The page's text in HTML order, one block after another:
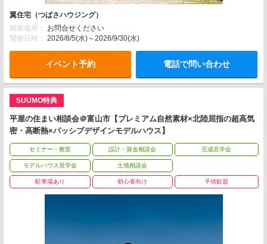
翼住宅（つばさハウジング）
開催場所：
お問合せください
開催日時： 2026/8/5(水)～2026/9/30(水)
イベント予約 電話で問い合わせ
SUUMO特典
平屋の住まい相談会＠富山市【プレミアム自然素材×北陸屈指の超高気
密・高断熱×パッシブデザインモデルハウス】
セミナー・教室 設計・資金相談会 完成見学会
モデルハウス見学会 土地相談会
駐車場あり 初心者向け 子供歓迎